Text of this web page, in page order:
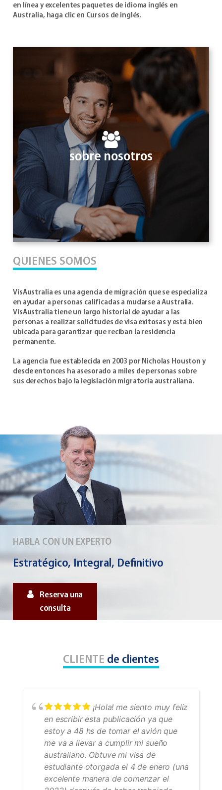
en línea y excelentes paquetes de idioma inglés en
Australia, haga clic en Cursos de inglés.
QUIENES SOMOS
VisAustralia es una agencia de migración que se especializa
en ayudar a personas calificadas a mudarse a Australia.
VisAustralia tiene un largo historial de ayudar a las
personas a realizar solicitudes de visa exitosas y está bien
ubicada para garantizar que reciban la residencia
permanente.
La agencia fue establecida en 2003 por Nicholas Houston y
desde entonces ha asesorado a miles de personas sobre
sus derechos bajo la legislación migratoria australiana.
sobre nosotros
HABLA CON UN EXPERTO
Estratégico, Integral, Definitivo
Reserva una
consulta
CLIENTE de clientes
¡Hola! me siento muy feliz
en escribir esta publicación ya que
estoy a 48 hs de tomar el avión que
me va a llevar a cumplir mi sueño
australiano. Obtuve mi visa de
estudiante otorgada el 4 de enero (una
excelente manera de comenzar el